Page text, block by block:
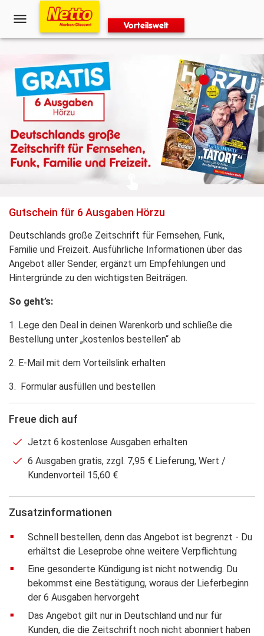
Vorteilswelt
Gutschein für 6 Ausgaben Hörzu
Deutschlands große Zeitschrift für Fernsehen, Funk,
Familie und Freizeit. Ausführliche Informationen über das
Angebot aller Sender, ergänzt um Empfehlungen und
Hintergründe zu den wichtigsten Beiträgen.
So geht’s:
1. Lege den Deal in deinen Warenkorb und schließe die
Bestellung unter „kostenlos bestellen“ ab
2. E-Mail mit dem Vorteilslink erhalten
3. Formular ausfüllen und bestellen
Freue dich auf
Jetzt 6 kostenlose Ausgaben erhalten
6 Ausgaben gratis, zzgl. 7,95 € Lieferung, Wert /
Kundenvorteil 15,60 €
Zusatzinformationen
Schnell bestellen, denn das Angebot ist begrenzt - Du
erhältst die Leseprobe ohne weitere Verpflichtung
Eine gesonderte Kündigung ist nicht notwendig. Du
bekommst eine Bestätigung, woraus der Lieferbeginn
der 6 Ausgaben hervorgeht
Das Angebot gilt nur in Deutschland und nur für
Kunden, die die Zeitschrift noch nicht abonniert haben